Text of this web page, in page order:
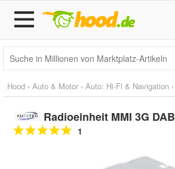
Hood › Auto & Motor › Auto: Hi-Fi & Navigation ›
Radioeinheit MMI 3G DAB
1